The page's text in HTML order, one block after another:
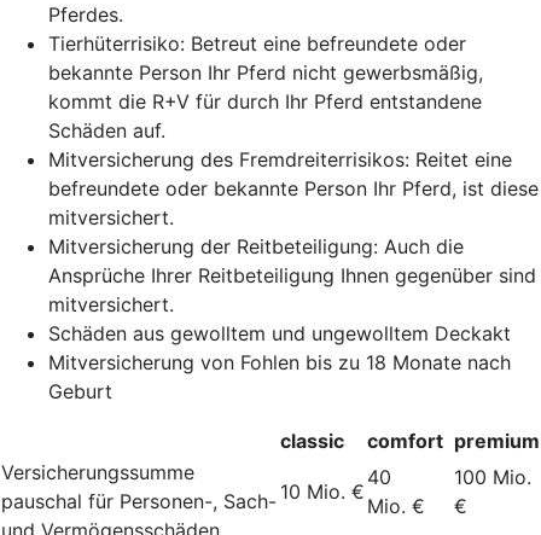
Pferdes.
Tierhüterrisiko: Betreut eine befreundete oder
bekannte Person Ihr Pferd nicht gewerbsmäßig,
kommt die R+V für durch Ihr Pferd entstandene
Schäden auf.
Mitversicherung des Fremdreiterrisikos: Reitet eine
befreundete oder bekannte Person Ihr Pferd, ist diese
mitversichert.
Mitversicherung der Reitbeteiligung: Auch die
Ansprüche Ihrer Reitbeteiligung Ihnen gegenüber sind
mitversichert.
Schäden aus gewolltem und ungewolltem Deckakt
Mitversicherung von Fohlen bis zu 18 Monate nach
Geburt
classic comfort premium
Versicherungssumme
pauschal für Personen-, Sach-
und Vermögensschäden
10 Mio. €
40
Mio. €
100 Mio.
€